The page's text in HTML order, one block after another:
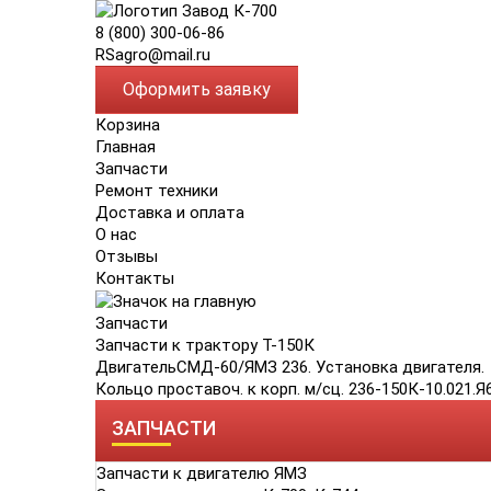
8 (800) 300-06-86
RSagro@mail.ru
Оформить заявку
Корзина
Главная
Запчасти
Ремонт техники
Доставка и оплата
О нас
Отзывы
Контакты
Запчасти
Запчасти к трактору Т-150К
ДвигательСМД-60/ЯМЗ 236. Установка двигателя.
Кольцо проставоч. к корп. м/сц. 236-150К-
ЗАПЧАСТИ
Запчасти к двигателю ЯМЗ